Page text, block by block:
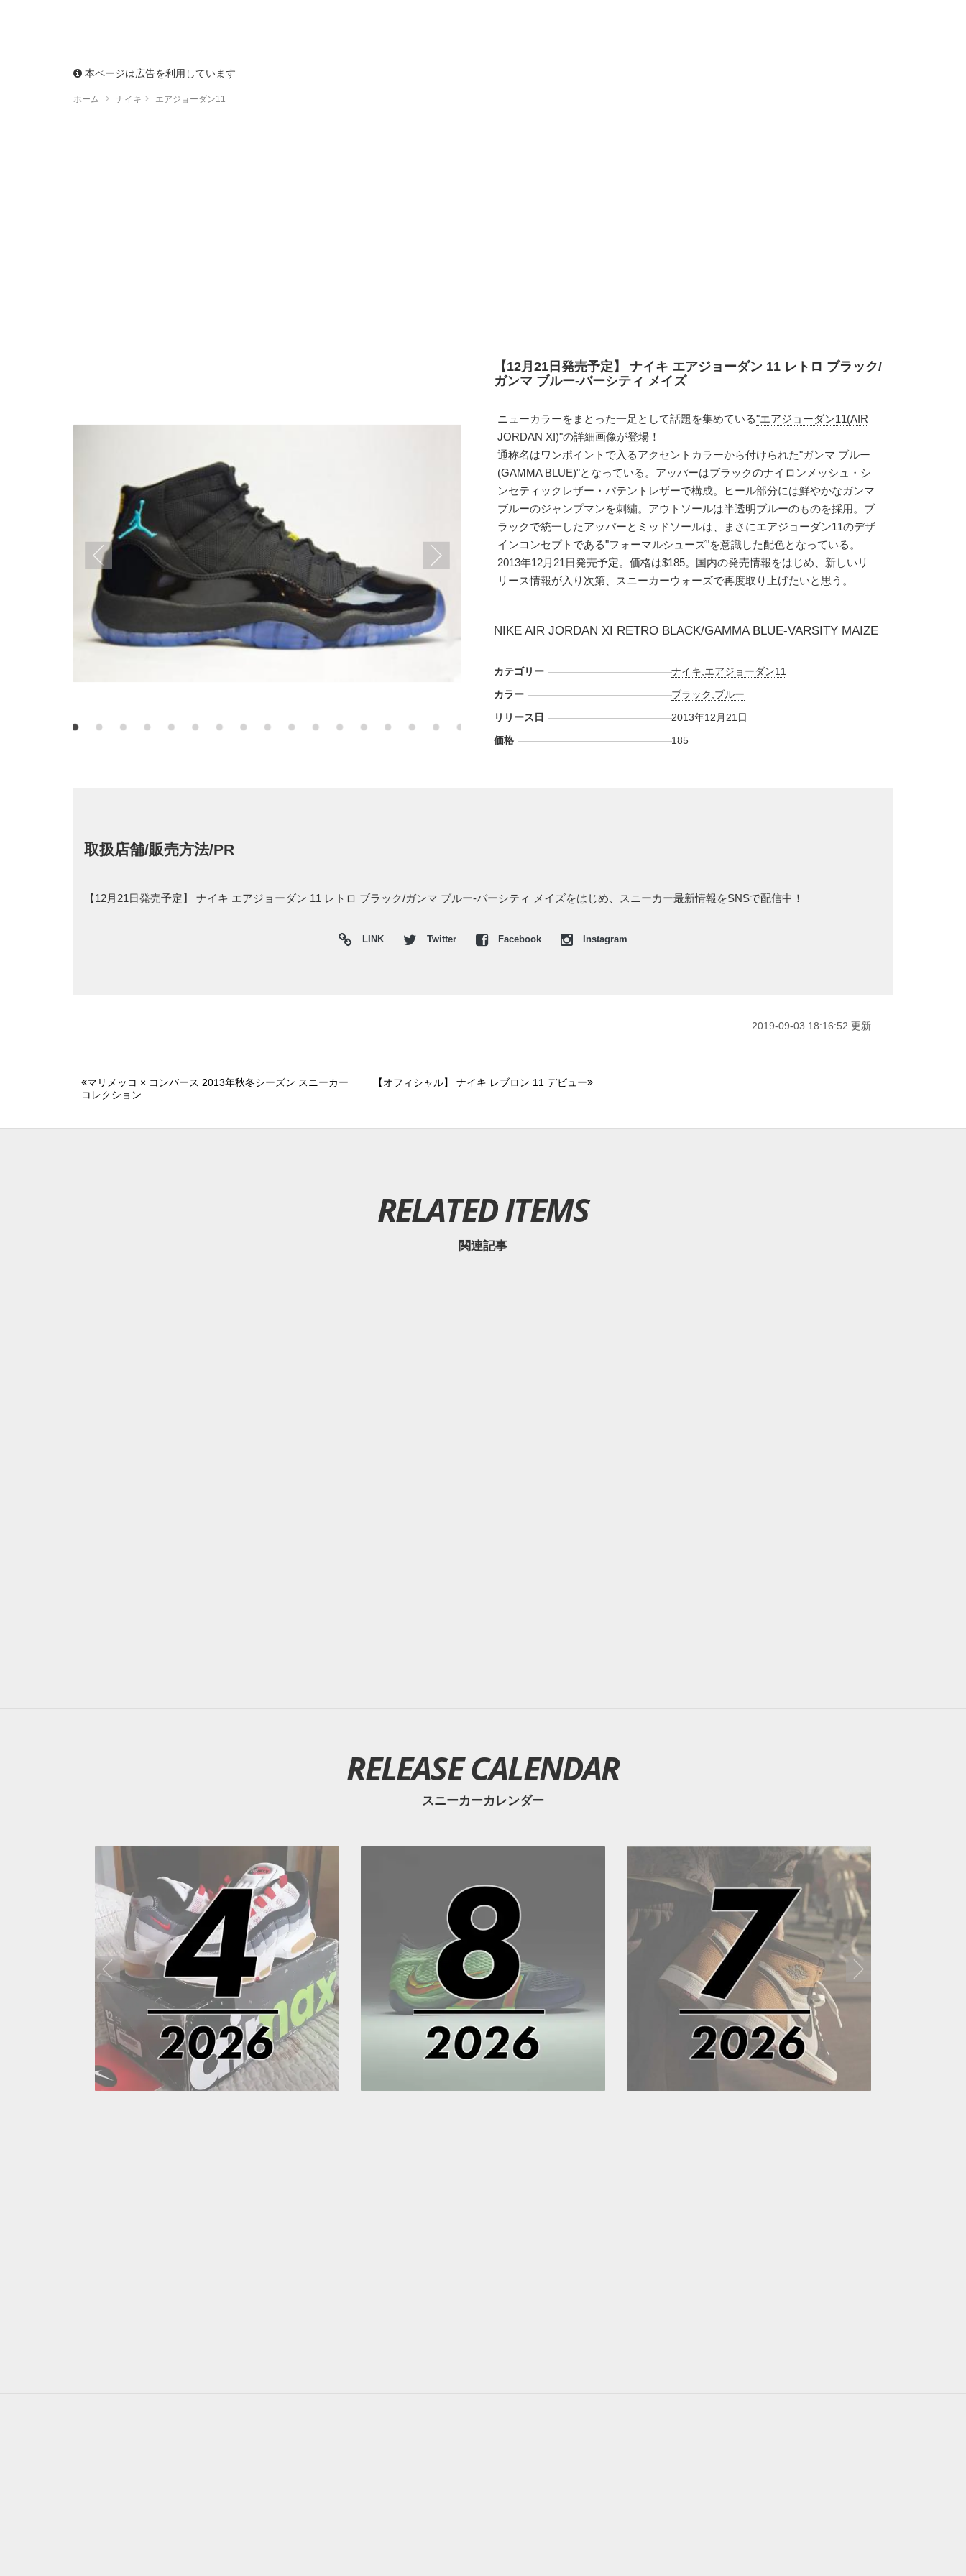
本ページは広告を利用しています
ホーム ナイキ エアジョーダン11
【12月21日発売予定】 ナイキ エアジョーダン 11 レトロ ブラック/
ガンマ ブルー-バーシティ メイズ
ニューカラーをまとった一足として話題を集めている"エアジョーダン11(AIR
JORDAN XI)"の詳細画像が登場！
通称名はワンポイントで入るアクセントカラーから付けられた"ガンマ ブルー
(GAMMA BLUE)"となっている。アッパーはブラックのナイロンメッシュ・シ
ンセティックレザー・パテントレザーで構成。ヒール部分には鮮やかなガンマ
ブルーのジャンプマンを刺繍。アウトソールは半透明ブルーのものを採用。ブ
ラックで統一したアッパーとミッドソールは、まさにエアジョーダン11のデザ
インコンセプトである"フォーマルシューズ"を意識した配色となっている。
2013年12月21日発売予定。価格は$185。国内の発売情報をはじめ、新しいリ
リース情報が入り次第、スニーカーウォーズで再度取り上げたいと思う。
NIKE AIR JORDAN XI RETRO BLACK/GAMMA BLUE-VARSITY MAIZE
カテゴリー ナイキ エアジョーダン11
カラー
ブラック ブルー
リリース日
2013年12月21日
価格
185
取扱店舗/販売方法/PR
【12月21日発売予定】 ナイキ エアジョーダン 11 レトロ ブラック/ガンマ ブルー-バーシティ メイズをはじめ、スニーカー最新情報をSNSで配信中！
LINK Twitter Facebook Instagram
2019-09-03 18:16:52 更新
マリメッコ × コンバース 2013年秋冬シーズン スニーカー
コレクション
【オフィシャル】 ナイキ レブロン 11 デビュー
RELATED ITEMS
関連記事
RELEASE CALENDAR
スニーカーカレンダー